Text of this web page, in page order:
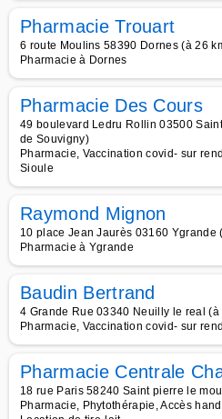
Pharmacie Trouart
6 route Moulins 58390 Dornes (à 26
Pharmacie à Dornes
Pharmacie Des Cours
49 boulevard Ledru Rollin 03500
de Souvigny)
Pharmacie, Vaccination covid- sur
Sioule
Raymond Mignon
10 place Jean Jaurès 03160 Ygrande
Pharmacie à Ygrande
Baudin Bertrand
4 Grande Rue 03340 Neuilly le real
Pharmacie, Vaccination covid- sur
Pharmacie Centrale
18 rue Paris 58240 Saint pierre le
Pharmacie, Phytothérapie, Accès